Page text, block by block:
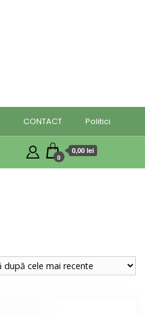
CONTACT Politici
0
0,00 lei